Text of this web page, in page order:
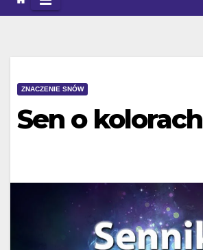
ZNACZENIE SNÓW
Sen o kolorach